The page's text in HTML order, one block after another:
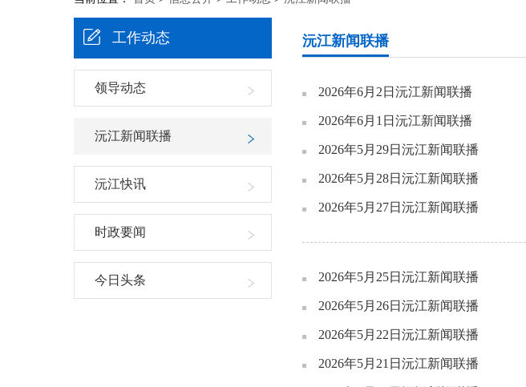
工作动态
领导动态
沅江新闻联播
沅江快讯
时政要闻
今日头条
沅江新闻联播
2026年6月2日沅江新闻联播
2026年6月1日沅江新闻联播
2026年5月29日沅江新闻联播
2026年5月28日沅江新闻联播
2026年5月27日沅江新闻联播
2026年5月25日沅江新闻联播
2026年5月26日沅江新闻联播
2026年5月22日沅江新闻联播
2026年5月21日沅江新闻联播